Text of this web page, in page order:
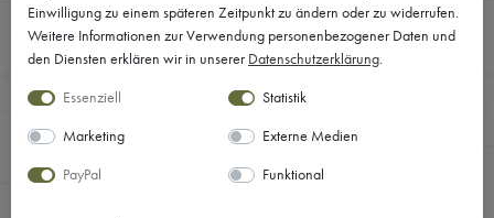
Einwilligung zu einem späteren Zeitpunkt zu ändern oder zu widerrufen.
Weitere Informationen zur Verwendung personenbezogener Daten und
den Diensten erklären wir in unserer Daten­schutz­erklärung.
Essenziell
Statistik
Marketing
Externe Medien
PayPal
Funktional